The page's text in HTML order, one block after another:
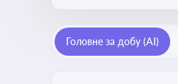
Головне за добу (AI)